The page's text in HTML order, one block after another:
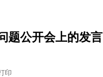
题公开会上的发言
印